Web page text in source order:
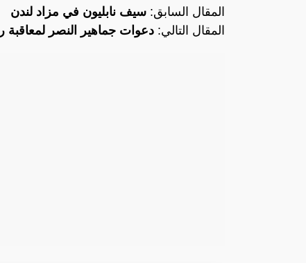
المقال السابق: سيف نابليون في مزاد لندن
المقال التالي: دعوات جماهير النصر لمعاقبة